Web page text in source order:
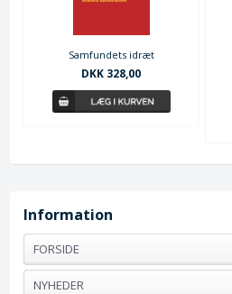
Samfundets idræt
DKK 328,00
Information
FORSIDE
NYHEDER